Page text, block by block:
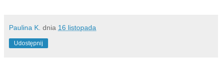
Paulina K. dnia 16 listopada
Udostępnij